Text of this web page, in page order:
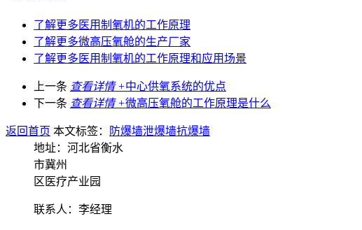
了解更多 医用制氧机的工作原理
了解更多微高压氧舱的生产厂家
了解更多 医用制氧机的工作原理和应用场景
上一条 查看详情 +中心供氧系统的优点
下一条 查看详情 +微高压氧舱的工作原理是什么
返回首页 本文标签： 防爆墙泄爆墙抗爆墙
地址：河北省衡水
市冀州
区医疗产业园
联系人：李经理